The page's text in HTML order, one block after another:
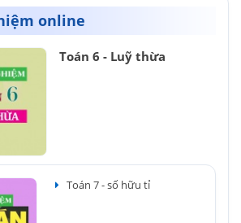
online
Toán 6 - Luỹ thừa
Toán 7 - số hữu tỉ